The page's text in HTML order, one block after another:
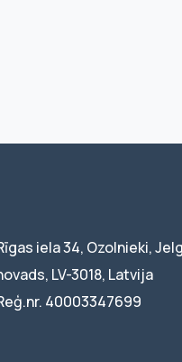
iela 34, Ozolnieki,
LV-3018, Latvija
40003347699